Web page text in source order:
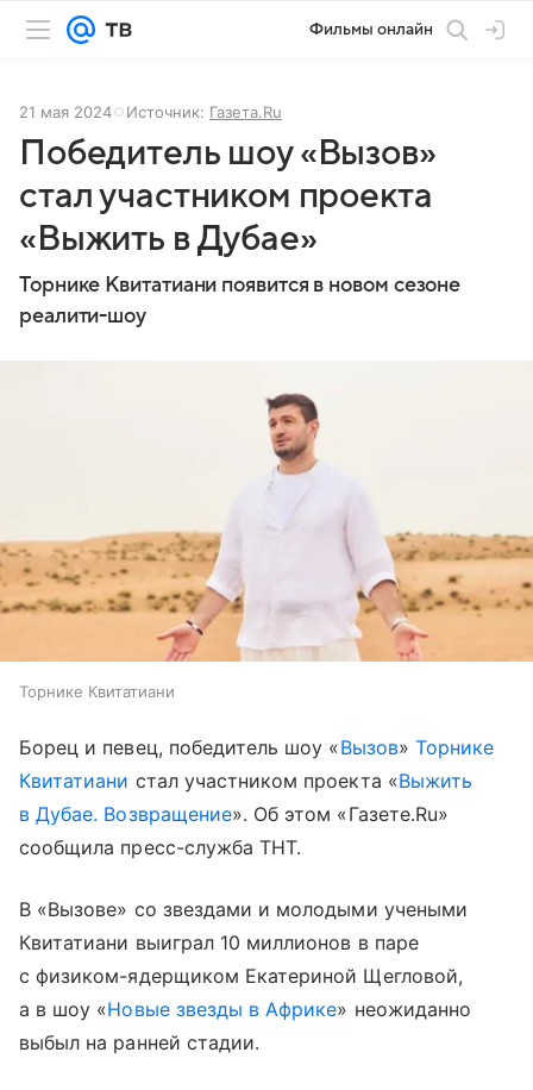
Фильмы онлайн
21 мая 2024 Источник: Газета.Ru
Победитель шоу «Вызов»
стал участником проекта
«Выжить в Дубае»
Торнике Квитатиани появится в новом сезоне
реалити-шоу
Торнике Квитатиани
Борец и певец, победитель шоу «Вызов» Торнике
Квитатиани стал участником проекта «Выжить
в Дубае. Возвращение». Об этом «Газете.Ru»
сообщила пресс-служба ТНТ.
В «Вызове» со звездами и молодыми учеными
Квитатиани выиграл 10 миллионов в паре
с физиком-ядерщиком Екатериной Щегловой,
а в шоу «Новые звезды в Африке» неожиданно
выбыл на ранней стадии.